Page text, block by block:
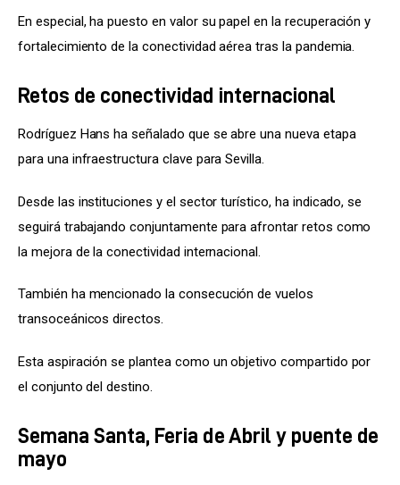
En especial, ha puesto en valor su papel en la recuperación y
fortalecimiento de la conectividad aérea tras la pandemia.
Retos de conectividad internacional
Rodríguez Hans ha señalado que se abre una nueva etapa
para una infraestructura clave para Sevilla.
Desde las instituciones y el sector turístico, ha indicado, se
seguirá trabajando conjuntamente para afrontar retos como
la mejora de la conectividad internacional.
También ha mencionado la consecución de vuelos
transoceánicos directos.
Esta aspiración se plantea como un objetivo compartido por
el conjunto del destino.
Semana Santa, Feria de Abril y puente de
mayo